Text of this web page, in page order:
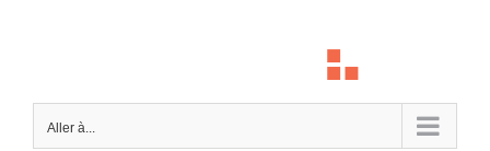
Aller à...